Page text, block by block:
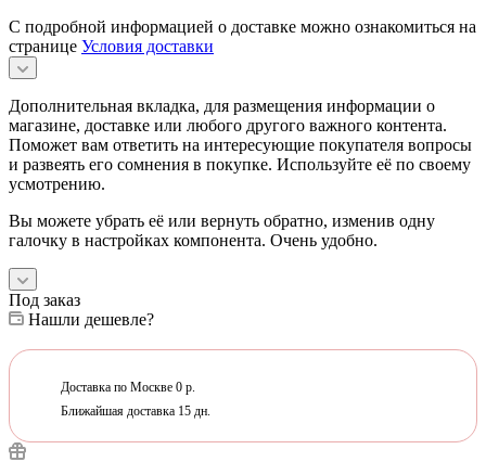
С подробной информацией о доставке можно ознакомиться на
странице Условия доставки
Дополнительная вкладка, для размещения информации о
магазине, доставке или любого другого важного контента.
Поможет вам ответить на интересующие покупателя вопросы
и развеять его сомнения в покупке. Используйте её по своему
усмотрению.
Вы можете убрать её или вернуть обратно, изменив одну
галочку в настройках компонента. Очень удобно.
Под заказ
Нашли дешевле?
Доставка по Москве 0 р.
Ближайшая доставка 15 дн.